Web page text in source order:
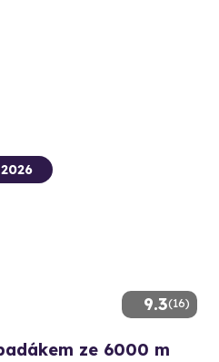
9.3(16)
ze 6000 m